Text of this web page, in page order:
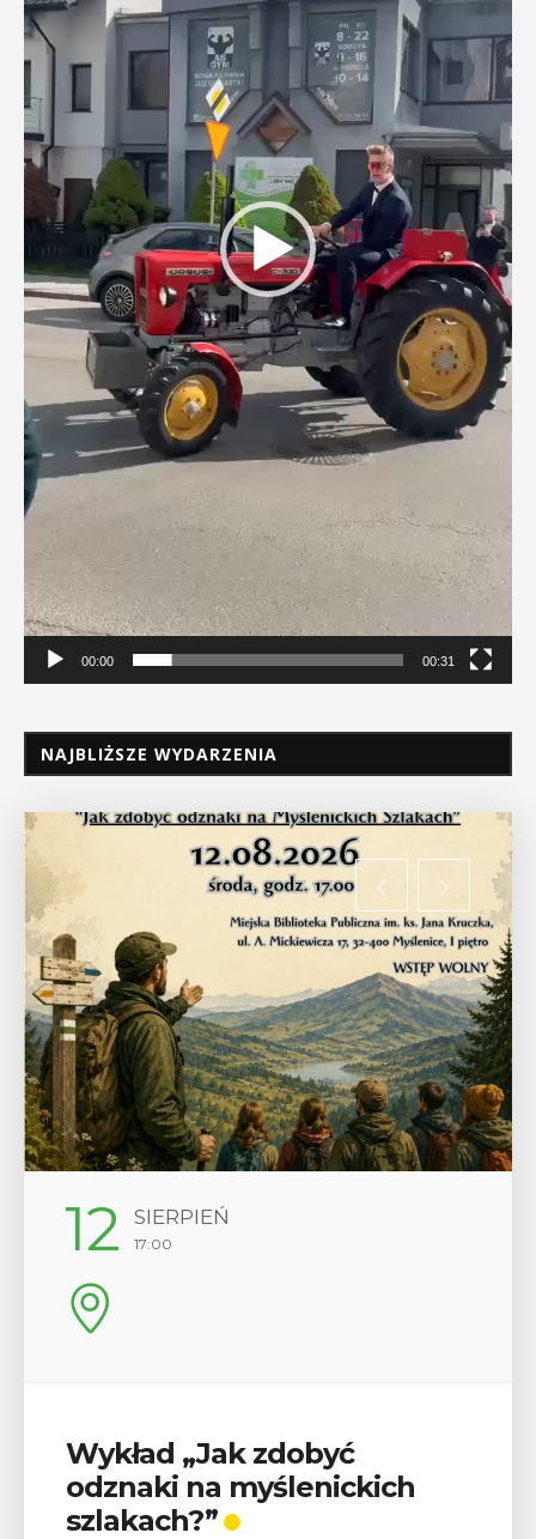
00:00 00:31
NAJBLIŻSZE WYDARZENIA
12 SIERPIEŃ
17:00
Wykład „Jak zdobyć
odznaki na myślenickich
szlakach?”